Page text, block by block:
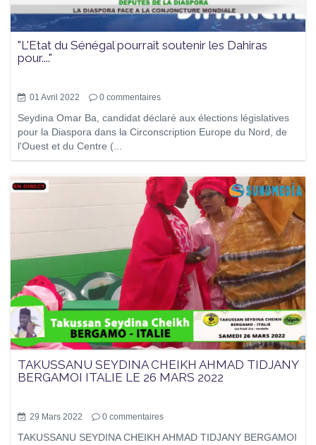
"L'Etat du Sénégal pourrait soutenir les Dahiras
pour...."
01 Avril 2022 0 commentaires
Seydina Omar Ba, candidat déclaré aux élections législatives
pour la Diaspora dans la Circonscription Europe du Nord, de
l'Ouest et du Centre (...
TAKUSSANU SEYDINA CHEIKH AHMAD TIDJANY
BERGAMOI ITALIE LE 26 MARS 2022
29 Mars 2022 0 commentaires
TAKUSSANU SEYDINA CHEIKH AHMAD TIDJANY BERGAMOI